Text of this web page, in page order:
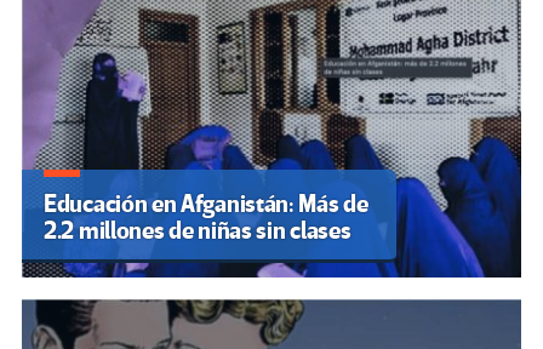
Educación en Afganistán: Más de
2.2 millones de niñas sin clases